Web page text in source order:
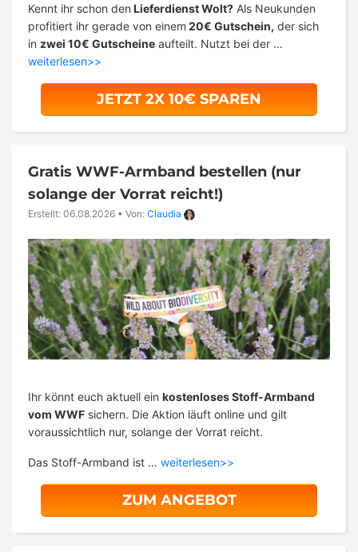
Kennt ihr schon den Lieferdienst Wolt? Als Neukunden
profitiert ihr gerade von einem 20€ Gutschein, der sich
in zwei 10€ Gutscheine aufteilt. Nutzt bei der …
weiterlesen>>
JETZT 2X 10€ SPAREN
Gratis WWF-Armband bestellen (nur
solange der Vorrat reicht!)
Erstellt: 06.08.2026 • Von: Claudia
Ihr könnt euch aktuell ein kostenloses Stoff-Armband
vom WWF sichern. Die Aktion läuft online und gilt
voraussichtlich nur, solange der Vorrat reicht.
Das Stoff-Armband ist … weiterlesen>>
ZUM ANGEBOT